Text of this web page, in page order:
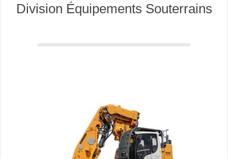
Division Équipements Souterrains